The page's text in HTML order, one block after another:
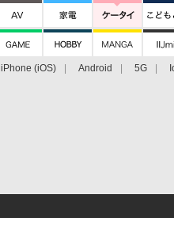
iPhone (iOS) Android 5G